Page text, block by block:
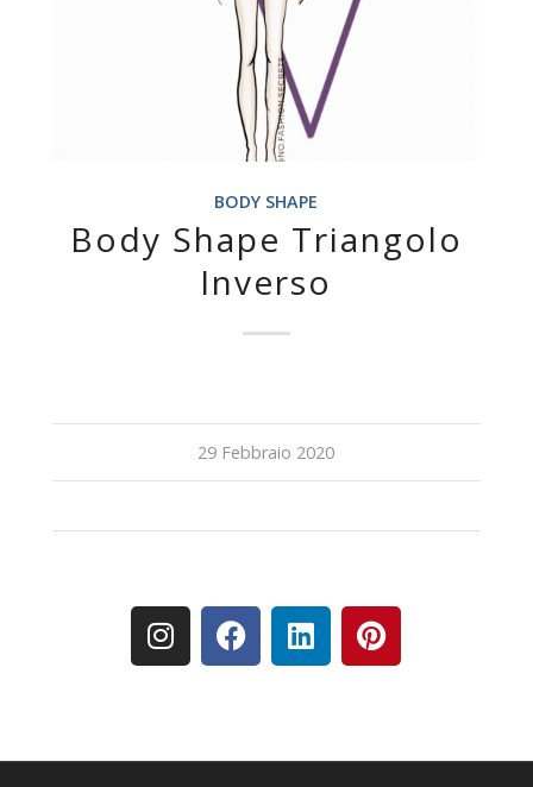
BODY SHAPE
Body Shape Triangolo
Inverso
29 Febbraio 2020